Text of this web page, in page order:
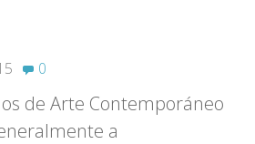
0
de Arte Contemporáneo
a